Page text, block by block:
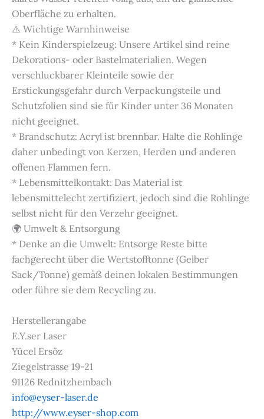
Oberfläche zu erhalten.
⚠️ Wichtige Warnhinweise
* Kein Kinderspielzeug: Unsere Artikel sind reine
Dekorations- oder Bastelmaterialien. Wegen
verschluckbarer Kleinteile sowie der
Erstickungsgefahr durch Verpackungsteile und
Schutzfolien sind sie für Kinder unter 36 Monaten
nicht geeignet.
* Brandschutz: Acryl ist brennbar. Halte die Rohlinge
daher unbedingt von Kerzen, Herden und anderen
offenen Flammen fern.
* Lebensmittelkontakt: Das Material ist
lebensmittelecht zertifiziert, jedoch sind die Rohlinge
selbst nicht für den Verzehr geeignet.
🌍 Umwelt & Entsorgung
* Denke an die Umwelt: Entsorge Reste bitte
fachgerecht über die Wertstofftonne (Gelber
Sack/Tonne) gemäß deinen lokalen Bestimmungen
oder führe sie dem Recycling zu.
Herstellerangabe
E.Y.ser Laser
Yücel Ersöz
Ziegelstrasse 19-21
91126 Rednitzhembach
info@eyser-laser.de
http://www.eyser-shop.com